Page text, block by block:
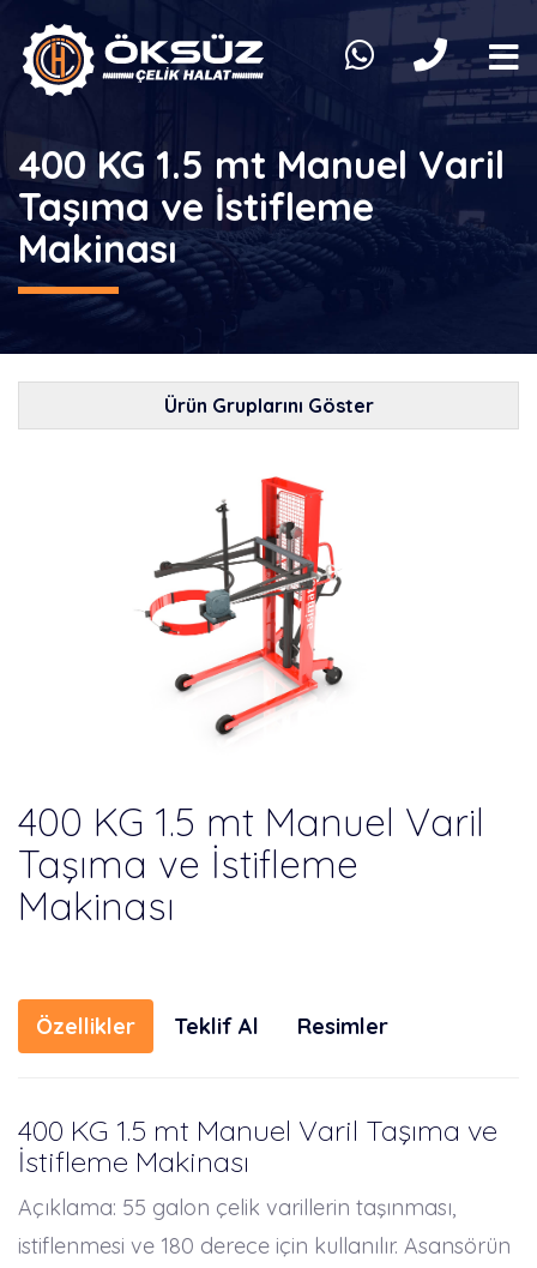
400 KG 1.5 mt Manuel Varil
Taşıma ve İstifleme
Makinası
Ürün Gruplarını Göster
400 KG 1.5 mt Manuel Varil
Taşıma ve İstifleme
Makinası
Özellikler Teklif Al Resimler
400 KG 1.5 mt Manuel Varil Taşıma ve
İstifleme Makinası
Açıklama: 55 galon çelik varillerin taşınması,
istiflenmesi ve 180 derece için kullanılır. Asansörün